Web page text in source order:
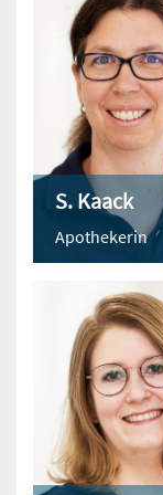
S. Kaack
Apothekerin